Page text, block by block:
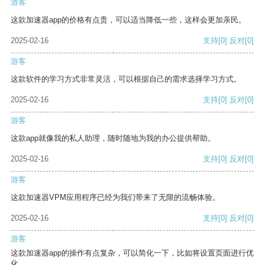
游客
这款加速器app的价格有点贵，可以适当降低一些，这样会更加亲民。
2025-02-16 支持[0] 反对[0]
游客
这款软件的学习方式非常灵活，可以根据自己的需求选择学习方式。
2025-02-16 支持[0] 反对[0]
游客
这款app就像我的私人助理，随时随地为我的办公提供帮助。
2025-02-16 支持[0] 反对[0]
游客
这款加速器VPM应用程序已经为我们带来了无限的流畅体验。
2025-02-16 支持[0] 反对[0]
游客
这款加速器app的操作有点复杂，可以简化一下，比如将设置页面进行优